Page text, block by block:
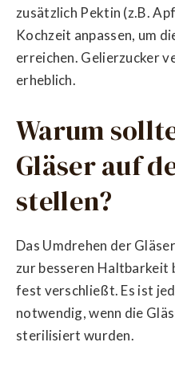
zusätzlich Pektin (z.B.
Kochzeit anpassen, um
erreichen. Gelierzucker
erheblich.
Warum
Gläser auf
stellen?
Das Umdrehen der
zur besseren Haltbarkeit
fest verschließt. Es ist
notwendig, wenn die
sterilisiert wurden.